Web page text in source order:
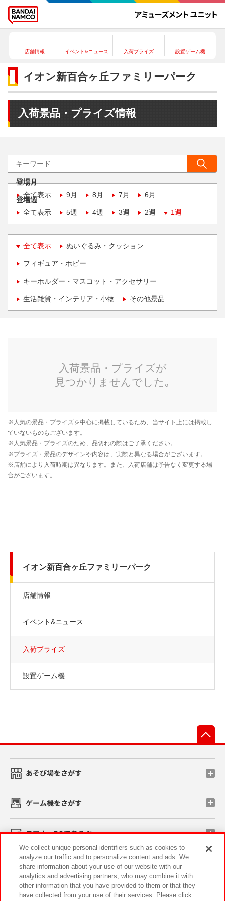
店舗情報 イベント&ニュース 入荷プライズ 設置ゲーム機
イオン新百合ヶ丘ファミリーパーク
入荷景品・プライズ情報
登場月
全て表示
9月 8月 7月 6月
登場週
全て表示
5週 4週 3週 2週 1週
全て表示 ぬいぐるみ・クッション
フィギュア・ホビー
キーホルダー・マスコット・アクセサリー
生活雑貨・インテリア・小物 その他景品
イオン新百合ヶ丘ファミリーパーク
店舗情報
イベント&ニュース
入荷プライズ
設置ゲーム機
あそび場をさがす
ゲーム機をさがす
スマホ・PCであそぶ
イベント・キャンペーン
We collect unique personal identifiers such as cookies to
analyze our traffic and to personalize content and ads. We
share information about your use of our website with our
analytics and advertising partners, who may combine it with
other information that you have provided to them or that they
have collected from your use of their services. Please click